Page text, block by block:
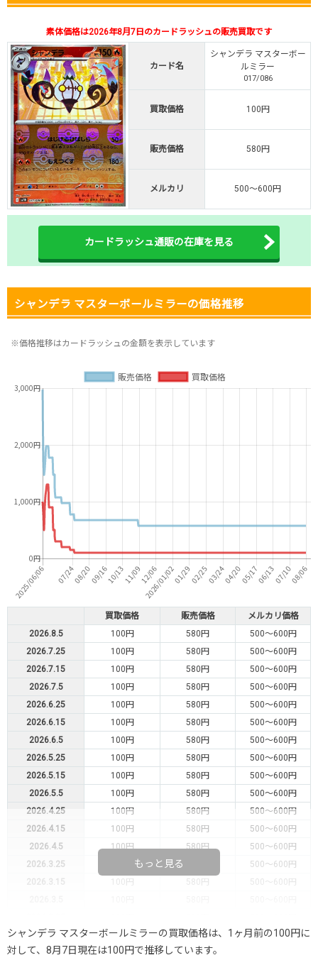
オリくじ
・初回購入は500coinが50円
新規登録で無料100連できる
オリくじ公式はこちら ＞
TORAオリパ
・リリース1周年イベント開催中！
・新規登録で最大90%OFF
初回登録で4種類アド確解放
素体価格は2026年8月7日のカードラッシュの販売買取です
カード名
シャンデラ マスターボー
ルミラー
017/086
買取価格 100円
販売価格 580円
メルカリ 500～600円
カードラッシュ通販の在庫を見る
シャンデラ マスターボールミラーの価格推移
※価格推移はカードラッシュの金額を表示しています
買取価格 販売価格
メルカリ価格
2026.8.5
100円 580円
500～600円
2026.7.25
100円 580円
500～600円
2026.7.15
100円 580円
500～600円
2026.7.5
100円 580円
500～600円
2026.6.25
100円 580円
500～600円
2026.6.15
100円 580円
500～600円
2026.6.5
100円 580円
500～600円
2026.5.25
100円 580円
500～600円
2026.5.15
100円 580円
500～600円
2026.5.5
100円 580円
500～600円
2026.4.25
100円 580円
500～600円
2026.4.15
100円 580円
500～600円
2026.4.5
100円 580円
500～600円
2026.3.25
500～600円
2026.3.15
100円 580円
500～600円
2026.2.15
100円 580円
500～600円
2026.2.5
100円 580円
もっと見る
シャンデラ マスターボールミラーの買取価格は、1ヶ月前の100円に
対して、8月7日現在は100円で推移しています。